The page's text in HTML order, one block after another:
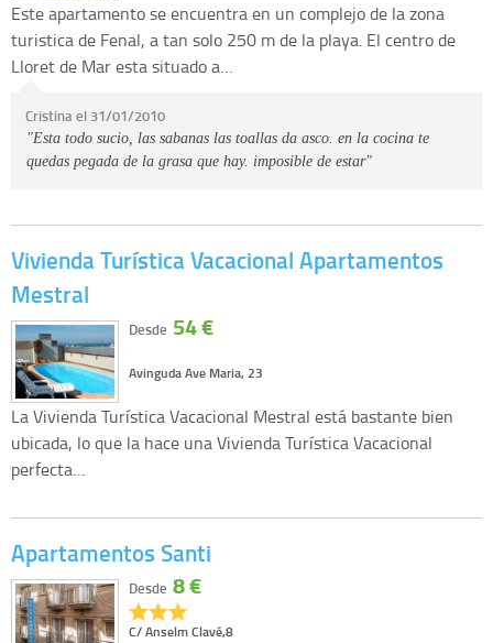
Este apartamento se encuentra en un complejo de la zona
turistica de Fenal, a tan solo 250 m de la playa. El centro de
Lloret de Mar esta situado a…
Cristina el 31/01/2010
"Esta todo sucio, las sabanas las toallas da asco. en la cocina te
quedas pegada de la grasa que hay. imposible de estar"
Vivienda Turística Vacacional Apartamentos
Mestral
Avinguda Ave Maria, 23
Desde 54 €
La Vivienda Turística Vacacional Mestral está bastante bien
ubicada, lo que la hace una Vivienda Turística Vacacional
perfecta…
Apartamentos Santi
C/ Anselm Clavé,8
Desde 8 €